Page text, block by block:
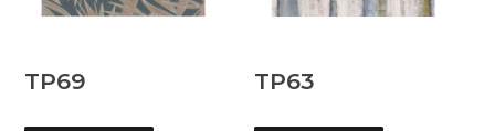
TP69 TP63